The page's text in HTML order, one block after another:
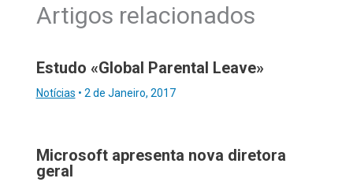
Artigos relacionados
Estudo «Global Parental Leave»
Notícias • 2 de Janeiro, 2017
Microsoft apresenta nova diretora
geral